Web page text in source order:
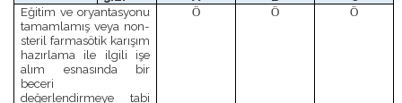
Eğitim ve oryantasyonu
tamamlamış veya non-
steril farmasötik karışım
hazırlama ile ilgili işe
alım esnasında bir
beceri
değerlendirmeye tabi
Ö Ö Ö